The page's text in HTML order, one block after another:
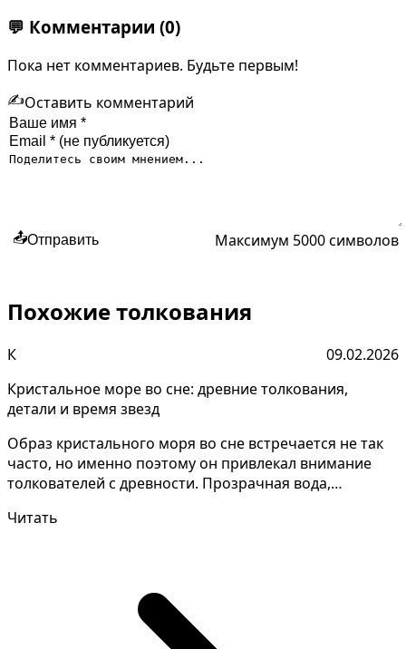
💬 Комментарии (0)
Пока нет комментариев. Будьте первым!
✍️Оставить комментарий
📤Отправить Максимум 5000 символов
Похожие толкования
К
09.02.2026
Кристальное море во сне: древние толкования,
детали и время звезд
Образ кристального моря во сне встречается не так
часто, но именно поэтому он привлекал внимание
толкователей с древности. Прозрачная вода,
Читать